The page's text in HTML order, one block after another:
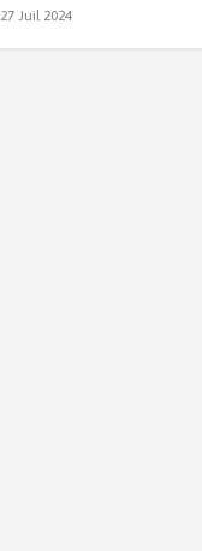
27 Juil 2024